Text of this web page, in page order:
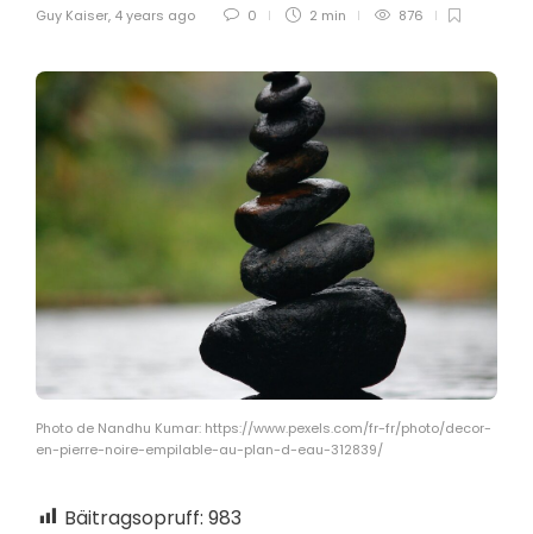
Guy Kaiser, 4 years ago 0 2 min 876
Photo de Nandhu Kumar: https://www.pexels.com/fr-fr/photo/decor-
en-pierre-noire-empilable-au-plan-d-eau-312839/
Bäitragsopruff: 983